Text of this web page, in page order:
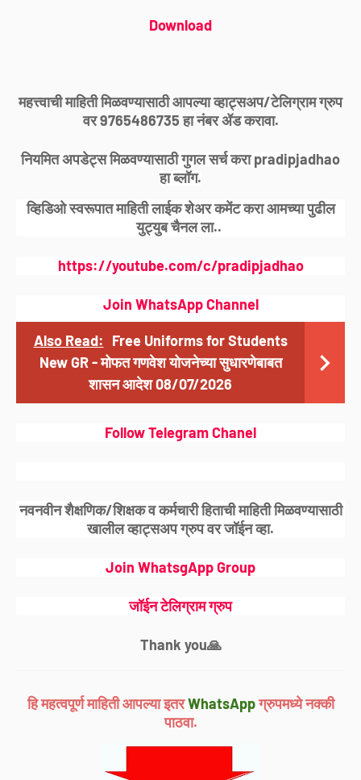
Download
महत्त्वाची माहिती मिळवण्यासाठी आपल्या व्हाट्सअप/टेलिग्राम ग्रुप
वर 9765486735 हा नंबर ॲड करावा.
नियमित अपडेट्स मिळवण्यासाठी गुगल सर्च करा pradipjadhao
हा ब्लॉग.
व्हिडिओ स्वरूपात माहिती लाईक शेअर कमेंट करा आमच्या पुढील
युट्युब चैनल ला..
https://youtube.com/c/pradipjadhao
Join WhatsApp Channel
Also Read: Free Uniforms for Students
New GR - मोफत गणवेश योजनेच्या सुधारणेबाबत
शासन आदेश 08/07/2026
Follow Telegram Chanel
नवनवीन शैक्षणिक/शिक्षक व कर्मचारी हिताची माहिती मिळवण्यासाठी
खालील व्हाट्सअप ग्रुप वर जॉईन व्हा.
Join WhatsgApp Group
जॉईन टेलिग्राम ग्रुप
Thank you🙏
हि महत्वपूर्ण माहिती आपल्या इतर WhatsAppग्रुपमध्ये नक्की
पाठवा.